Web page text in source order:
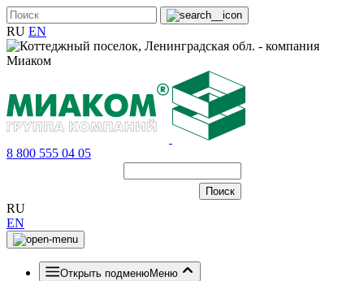
RU EN
8 800 555 04 05
RU
EN
Открыть подменюМеню